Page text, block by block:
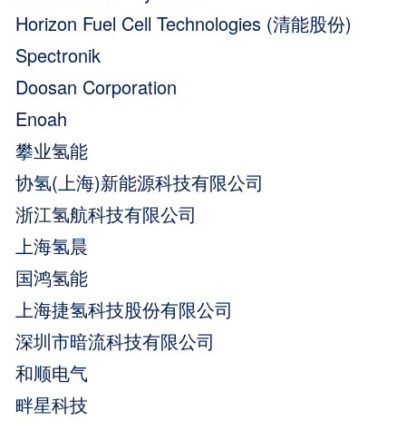
Horizon Fuel Cell Technologies (清能股份)
Spectronik
Doosan Corporation
Enoah
攀业氢能
协氢(上海)新能源科技有限公司
浙江氢航科技有限公司
上海氢晨
国鸿氢能
上海捷氢科技股份有限公司
深圳市暗流科技有限公司
和顺电气
畔星科技